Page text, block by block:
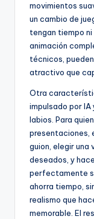
movimientos
un cambio de
tengan tiempo
animación
técnicos,
atractivo que
Otra
impulsado por
labios. Para
presentaciones,
guion, elegir una
deseados, y
perfectamente
ahorra tiempo,
realismo que
memorable. El